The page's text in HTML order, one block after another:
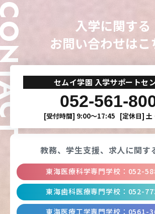
入学に関する
お問い合わせはこ
セムイ学園 入学サポートセ
052-561-
[受付時間] 9:00〜17:45 [定休日] 土
教務、学生支援、 求人に関す
東海医療科学専門学校 ： 052-
東海歯科医療専門学校 ： 052-
東海医療工学専門学校 ： 0561-